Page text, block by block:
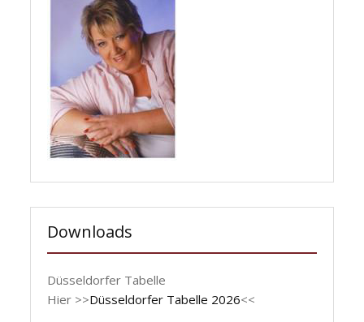
Downloads
Düsseldorfer Tabelle
Hier >>Düsseldorfer Tabelle 2026<<